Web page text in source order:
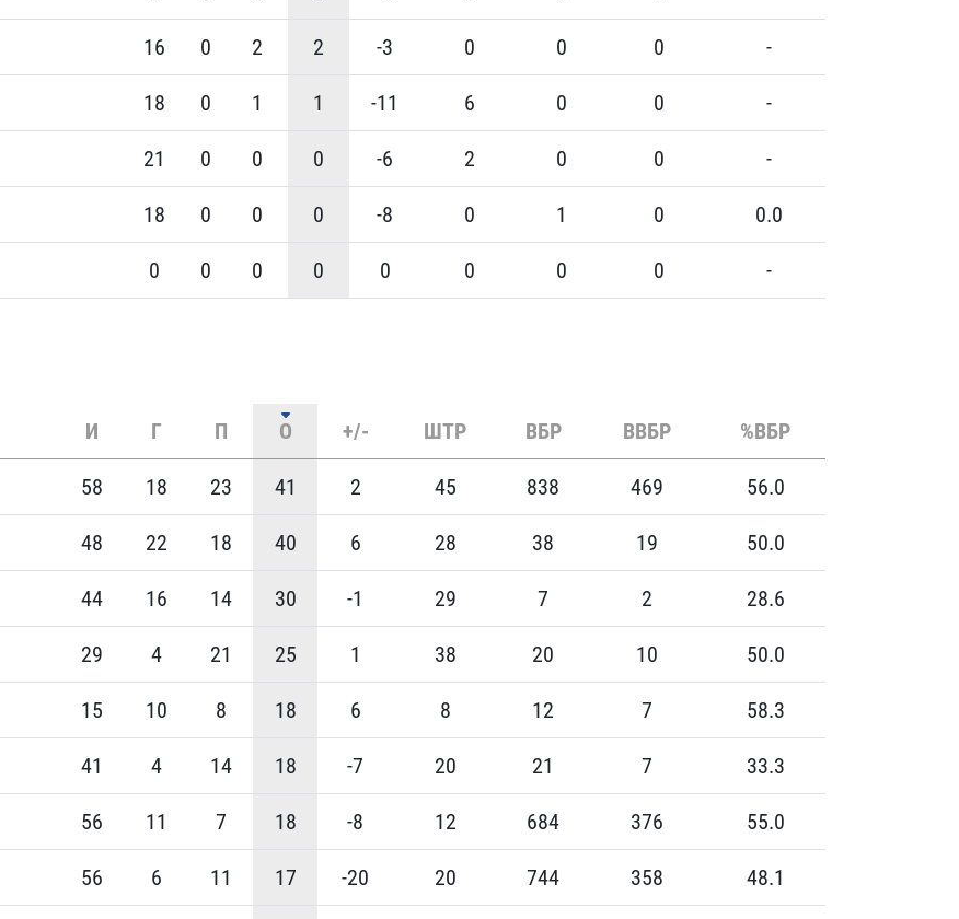
16 0 2 2 -3 0 0 0 -
18 0 1 1 -11 6 0 0 -
21 0 0 0 -6 2 0 0 -
18 0 0 0 -8 0 1 0 0.0
0 0 0 0 0 0 0 0 -
И Г П О +/- ШТР ВБР ВВБР %ВБР
58 18 23 41 2 45 838 469 56.0
48 22 18 40 6 28 38 19 50.0
44 16 14 30 -1 29 7 2 28.6
29 4 21 25 1 38 20 10 50.0
15 10 8 18 6 8 12 7 58.3
41 4 14 18 -7 20 21 7 33.3
56 11 7 18 -8 12 684 376 55.0
56 6 11 17 -20 20 744 358 48.1